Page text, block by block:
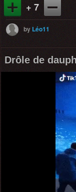
+ 7
by Léo11
Drôle de